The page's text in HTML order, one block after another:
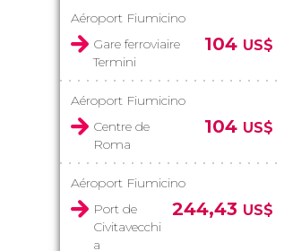
Aéroport Fiumicino
Gare ferroviaire
Termini
104 US$
Aéroport Fiumicino
Centre de
Roma
104 US$
Aéroport Fiumicino
Port de
Civitavecchi
a
244,43 US$